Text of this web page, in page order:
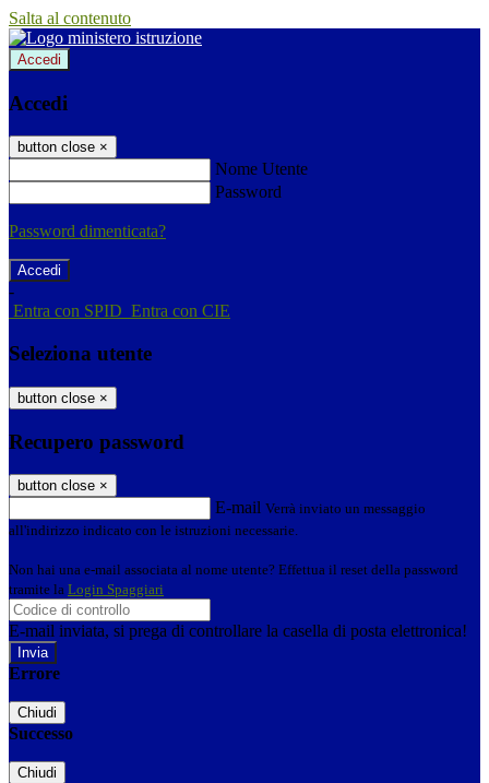
Salta al contenuto
Accedi
Accedi
button close ×
Nome Utente
Password
Password dimenticata?
-
Entra con SPID Entra con CIE
Seleziona utente
button close ×
Recupero password
button close ×
E-mail Verrà inviato un messaggio
all'indirizzo indicato con le istruzioni necessarie.
Non hai una e-mail associata al nome utente? Effettua il reset della password
tramite la Login Spaggiari
E-mail inviata, si prega di controllare la casella di posta elettronica!
Errore
Chiudi
Successo
Chiudi